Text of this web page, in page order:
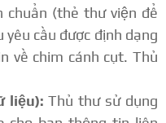
chuẩn (thẻ thư viện để
yêu cầu được định dạng
về chim cánh cụt. Thủ
liệu): Thủ thư sử dụng